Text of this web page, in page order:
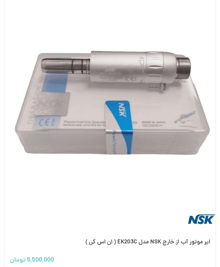
ایر موتور آب از خارج NSK مدل EK203C ( ان اس کی )
5,500,000تومان